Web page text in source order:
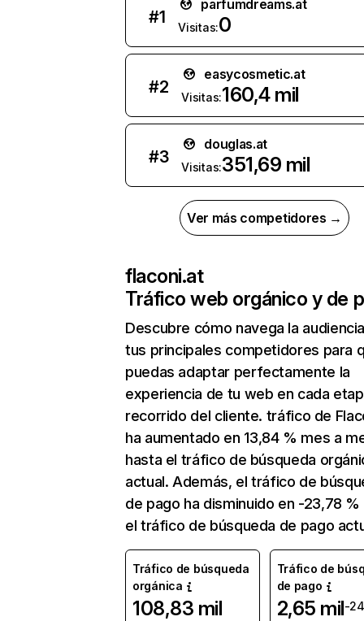
#1
parfumdreams.at
Visitas:0
#2
easycosmetic.at
Visitas:160,4 mil
#3
douglas.at
Visitas:351,69 mil
Ver más competidores →
flaconi.at
Tráfico web orgánico y de
Descubre cómo navega la
tus principales competidores para
puedas adaptar perfectamente la
experiencia de tu web en cada
recorrido del cliente. tráfico de
ha aumentado en 13,84 % mes a
hasta el tráfico de búsqueda
actual. Además, el tráfico de
de pago ha disminuido en -23,78 %
el tráfico de búsqueda de pago
Tráfico de búsqueda
orgánica
108,83 mil
Tráfico de
de pago
2,65 mil-